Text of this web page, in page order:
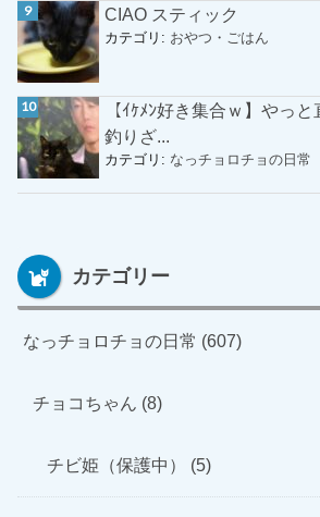
CIAO スティック
カテゴリ: おやつ・ごはん
【ｲｹﾒﾝ好き集合ｗ】やっ
釣りざ...
カテゴリ: なっチョロチョの日常
カテゴリー
なっチョロチョの日常 (607)
チョコちゃん (8)
チビ姫（保護中） (5)